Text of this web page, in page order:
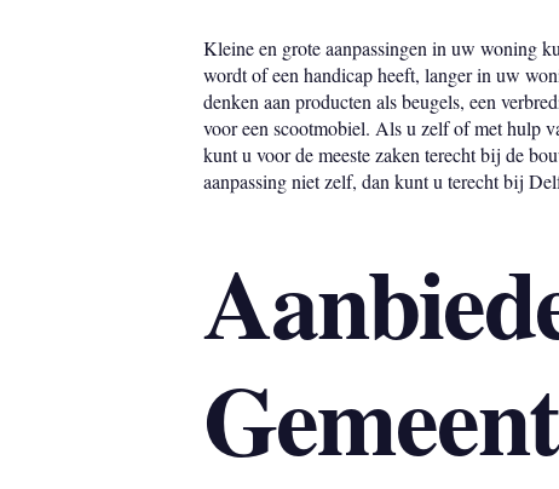
Kleine en grote aanpassingen in uw woning
wordt of een handicap heeft, langer in uw
denken aan producten als beugels, een
voor een scootmobiel. Als u zelf of met hulp
kunt u voor de meeste zaken terecht bij de
aanpassing niet zelf, dan kunt u terecht bij